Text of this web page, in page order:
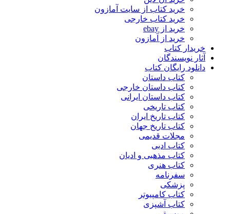
خرید کتاب از سایت آمازون
خرید کتاب خارجی
خرید از ebay
خرید از آمازون
خریدار کتاب
آثار نویسندگان
دانلود رایگان کتاب
کتاب داستان
کتاب داستان خارجی
کتاب داستان ایرانی
کتاب تاریخی
کتاب تاریخ ایران
کتاب تاریخ جهان
مجلات قدیمی
کتاب ادبی
کتاب مذهبی و ادیان
کتاب هنری
سفرنامه
پزشکی
کتاب کامپیوتر
کتاب آشپزی